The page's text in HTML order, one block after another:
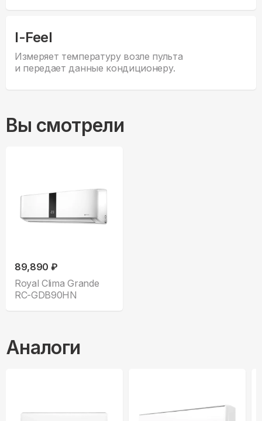
I-Feel
Измеряет температуру возле пульта
и передает данные кондиционеру.
Вы смотрели
89,890 ₽
Royal Clima Grande
RC-GDB90HN
Аналоги